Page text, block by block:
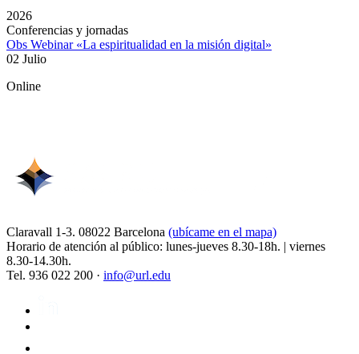
2026
Conferencias y jornadas
Obs Webinar «La espiritualidad en la misión digital»
02 Julio
Online
Claravall 1-3. 08022 Barcelona (ubícame en el mapa)
Horario de atención al público: lunes-jueves 8.30-18h. | viernes
8.30-14.30h.
Tel. 936 022 200 · info@url.edu